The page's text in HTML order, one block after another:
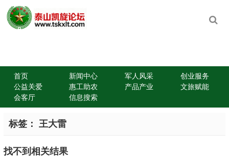
首页 新闻中心 军人风采
创业服务
公益关爱
惠工助农 产品产业
文旅赋能
会客厅
信息搜索
标签： 王大雷
找不到相关结果